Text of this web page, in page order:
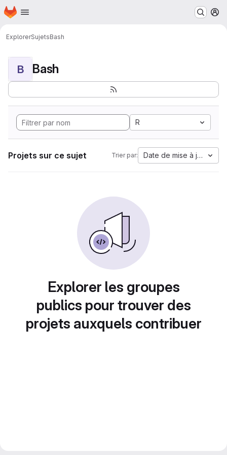
Passer au contenu principal
Page d'accueil
ExplorerSujetsBash
B Bash
R
Projets sur ce sujet Trier par: Date de mise à jour
Explorer les groupes
publics pour trouver des
projets auxquels contribuer